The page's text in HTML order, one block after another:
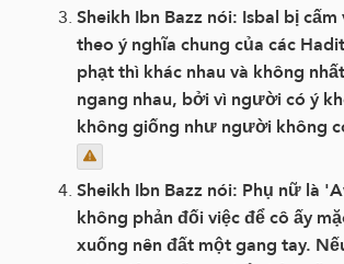
Sheikh Ibn Bazz nói: Isbal bị
theo ý nghĩa chung của các
phạt thì khác nhau và không
ngang nhau, bởi vì người có ý
không giống như người không
Sheikh Ibn Bazz nói: Phụ nữ là
không phản đối việc để cô ấy
xuống nên đất một gang tay.